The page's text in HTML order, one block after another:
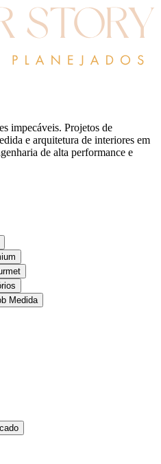
impecáveis. Projetos de
e arquitetura de interiores em
de alta performance e
Medida